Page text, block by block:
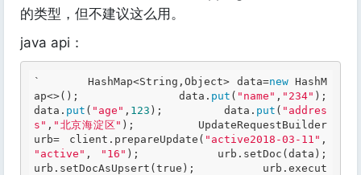
的类型，但不建议这么用。
java api：
`       HashMap<String,Object> data=new HashM
ap<>();         data. put ( "name" , "234" );
data. put ( "age" , 123 );         data. put ( "addres
s" , "北京海淀区" );         UpdateRequestBuilder
urb= client.prepareUpdate( "active2018-03-11"
"active" , "16" );         urb.setDoc(data);
urb.setDocAsUpsert( true );          urb.execut